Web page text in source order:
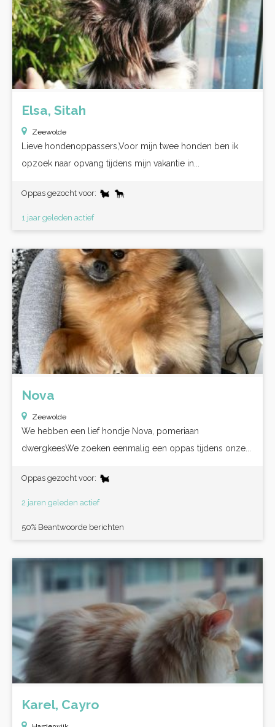
Elsa, Sitah
Zeewolde
Lieve hondenoppassers,Voor mijn twee honden ben ik
opzoek naar opvang tijdens mijn vakantie in...
Oppas gezocht voor:
1 jaar geleden actief
Nova
Zeewolde
We hebben een lief hondje Nova, pomeriaan
dwergkeesWe zoeken eenmalig een oppas tijdens onze...
Oppas gezocht voor:
2 jaren geleden actief
50% Beantwoorde berichten
Karel, Cayro